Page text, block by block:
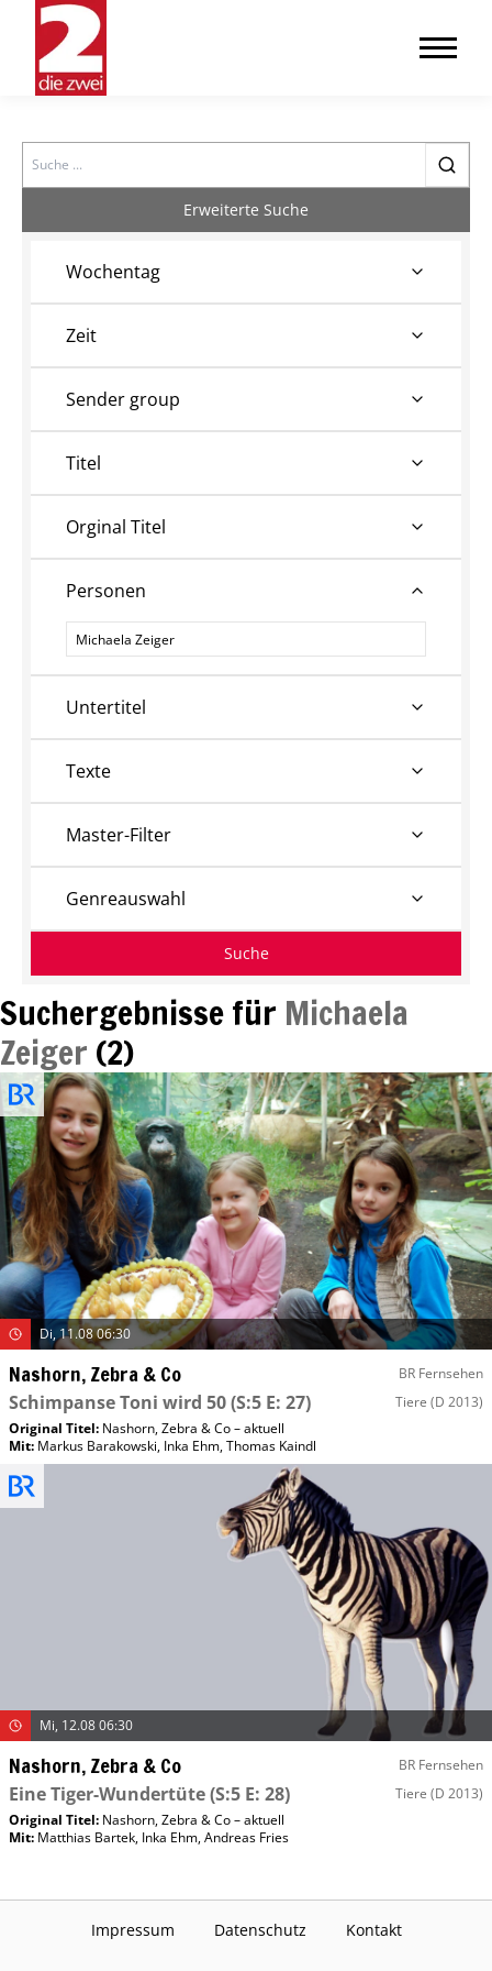
Search
Suchergebnisse für Michaela
Zeiger (2)
Di, 11.08 06:30
Nashorn, Zebra & Co BR Fernsehen
Schimpanse Toni wird 50(S:5 E: 27) Tiere (D 2013)
Original Titel: Nashorn, Zebra & Co – aktuell
Mit: Markus Barakowski, Inka Ehm,Thomas Kaindl
Mi, 12.08 06:30
Nashorn, Zebra & Co BR Fernsehen
Eine Tiger-Wundertüte(S:5 E: 28) Tiere (D 2013)
Original Titel: Nashorn, Zebra & Co – aktuell
Mit: Matthias Bartek, Inka Ehm,Andreas Fries
Erweiterte Suche
Wochentag
Zeit
Sender group
Titel
Orginal Titel
Personen
Personen
Untertitel
Texte
Master-Filter
Genreauswahl
Suche
Impressum Datenschutz Kontakt